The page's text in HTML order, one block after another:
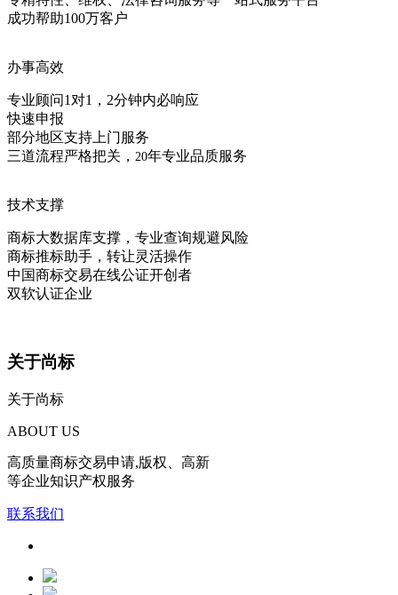
成功帮助100万客户
办事高效
专业顾问1对1，2分钟内必响应
快速申报
部分地区支持上门服务
三道流程严格把关， 20年专业品质服务
技术支撑
商标大数据库支撑，专业查询规避风险
商标推标助手，转让灵活操作
中国商标交易在线公证开创者
双软认证企业
关于尚标
关于尚标
ABOUT US
高质量商标交易申请,版权、高新
等企业知识产权服务
联系我们